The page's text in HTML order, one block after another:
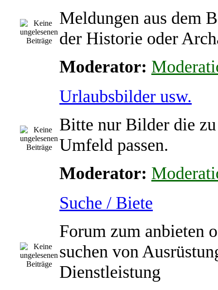
Meldungen aus dem
der Historie oder
Moderator:
Urlaubsbilder usw.
Bitte nur Bilder die zu
Umfeld passen.
Moderator:
Suche / Biete
Forum zum anbieten
suchen von
Dienstleistung